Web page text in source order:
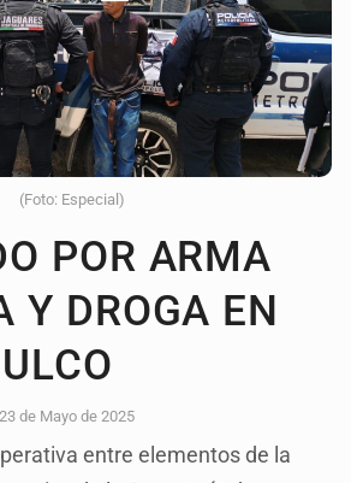
(Foto: Especial)
POR ARMA
Y DROGA EN
23 de Mayo de 2025
entre elementos de la